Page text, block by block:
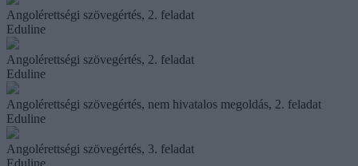
Angolérettségi szövegértés, 2. feladat
Eduline
Angolérettségi szövegértés, 2. feladat
Eduline
Angolérettségi szövegértés, nem hivatalos megoldás, 2. feladat
Eduline
Angolérettségi szövegértés, 3. feladat
Eduline